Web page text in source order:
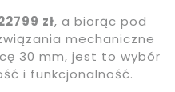
zł, a biorąc pod
mechaniczne
30 mm, jest to wybór
i funkcjonalność.